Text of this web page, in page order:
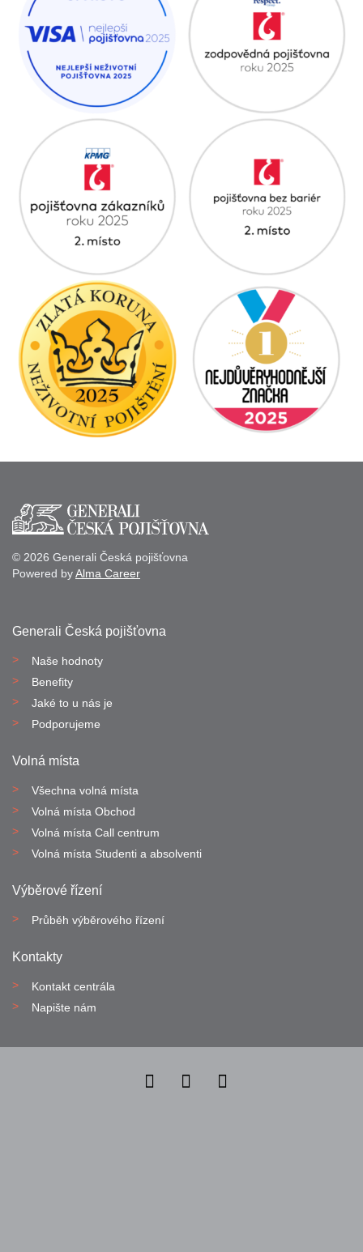
© 2026 Generali Česká pojišťovna
Powered byAlma Career
Generali Česká pojišťovna
Naše hodnoty
Benefity
Jaké to u nás je
Podporujeme
Volná místa
Všechna volná místa
Volná místa Obchod
Volná místa Call centrum
Volná místa Studenti a absolventi
Výběrové řízení
Průběh výběrového řízení
Kontakty
Kontakt centrála
Napište nám